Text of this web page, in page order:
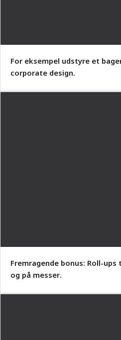
For eksempel udstyre et
corporate design.
Fremragende bonus: Roll-
og på messer.